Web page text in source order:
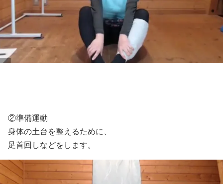
②準備運動
身体の土台を整えるために、
足首回しなどをします。